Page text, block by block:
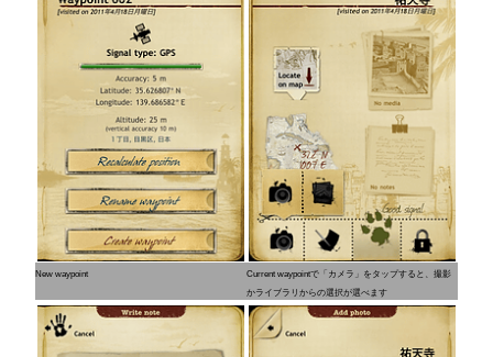
New waypoint
Current waypointで「カメラ」をタップすると、撮影
かライブラリからの選択が選べます